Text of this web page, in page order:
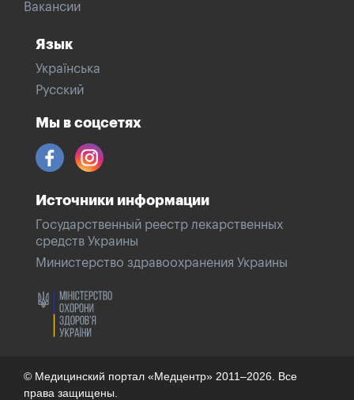
Вакансии
Язык
Українська
Русский
Мы в соцсетях
Источники информации
Государственный реестр лекарственных
средств Украины
Министерство здравоохранения Украины
© Медицинский портал «Медцентр» 2011–2026. Все
права защищены.